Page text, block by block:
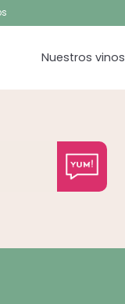
Nuestros vinos